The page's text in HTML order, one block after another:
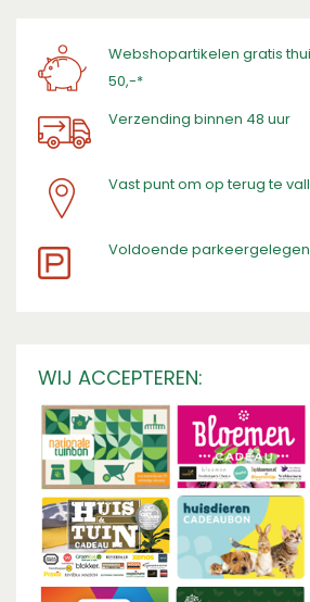
Webshopartikelen gratis
50,-*
Verzending binnen 48 uur
Vast punt om op terug te
​Voldoende
WIJ ACCEPTEREN: